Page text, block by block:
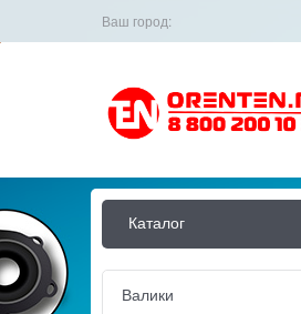
Ваш город:
Каталог
Валики